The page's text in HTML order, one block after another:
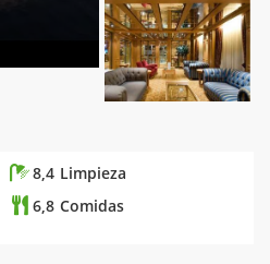
8,4 Limpieza
6,8 Comidas